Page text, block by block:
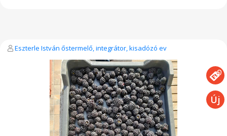
Eszterle István őstermelő, integrátor, kisadózó ev